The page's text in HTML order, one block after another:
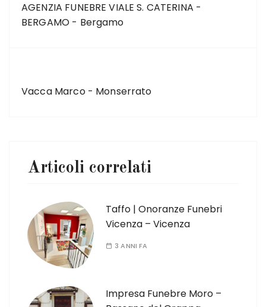
AGENZIA FUNEBRE VIALE S. CATERINA -
BERGAMO - Bergamo
Vacca Marco - Monserrato
Articoli correlati
Taffo | Onoranze Funebri
Vicenza – Vicenza
3 ANNI FA
Impresa Funebre Moro –